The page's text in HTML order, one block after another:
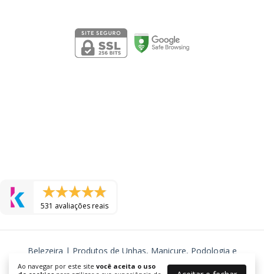
Ao navegar por este site você aceita o uso
531 avaliações reais
Belezeira | Produtos de Unhas, Manicure, Podologia e
Cosmeticos